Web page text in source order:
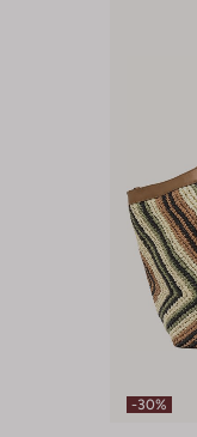
-30%